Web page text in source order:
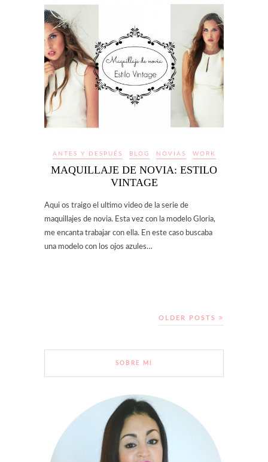
ANTES Y DESPUÉS BLOG NOVIAS WORK
MAQUILLAJE DE NOVIA: ESTILO
VINTAGE
Aqui os traigo el ultimo video de la serie de
maquillajes de novia. Esta vez con la modelo Gloria,
me encanta trabajar con ella. En este caso buscaba
una modelo con los ojos azules…
OLDER POSTS
SOBRE MI